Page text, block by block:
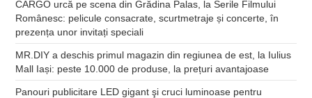
CARGO urcă pe scena din Grădina Palas, la Serile Filmului
Românesc: pelicule consacrate, scurtmetraje și concerte, în
prezența unor invitați speciali
MR.DIY a deschis primul magazin din regiunea de est, la Iulius
Mall Iași: peste 10.000 de produse, la prețuri avantajoase
Panouri publicitare LED gigant şi cruci luminoase pentru